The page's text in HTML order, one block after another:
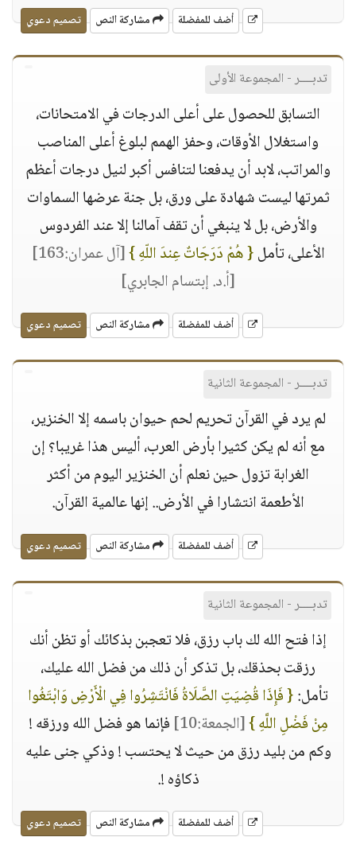
أضف للمفضلة مشاركة النص تصميم دعوي
تدبــــر - المجموعة الأولى
التسابق للحصول على أعلى الدرجات في الامتحانات،
واستغلال الأوقات، وحفز الهمم لبلوغ أعلى المناصب
والمراتب، لابد أن يدفعنا لتنافس أكبر لنيل درجات أعظم
ثمرتها ليست شهادة على ورق، بل جنة عرضها السماوات
والأرض، بل لا ينبغي أن تقف آمالنا إلا عند الفردوس
الأعلى، تأمل{ هُمْ دَرَجَاتٌ عِندَ اللّهِ }[آل عمران:163]
[أ.د. إبتسام الجابري]
أضف للمفضلة مشاركة النص تصميم دعوي
تدبــــر - المجموعة الثانية
لم يرد في القرآن تحريم لحم حيوان باسمه إلا الخنزير،
مع أنه لم يكن كثيرا بأرض العرب، أليس هذا غريبا؟ إن
الغرابة تزول حين نعلم أن الخنزير اليوم من أكثر
الأطعمة انتشارا في الأرض.. إنها عالمية القرآن.
أضف للمفضلة مشاركة النص تصميم دعوي
تدبــــر - المجموعة الثانية
إذا فتح الله لك باب رزق، فلا تعجبن بذكائك أو تظن أنك
رزقت بحذقك، بل تذكر أن ذلك من فضل الله عليك،
تأمل:{ فَإِذَا قُضِيَتِ الصَّلَاةُ فَانْتَشِرُوا فِي الْأَرْضِ وَابْتَغُوا
مِنْ فَضْلِ اللَّهِ }[الجمعة:10]
فإنما هو فضل الله ورزقه !
وكم من بليد رزق من حيث لا يحتسب ! وذكي جنى عليه
ذكاؤه !.
أضف للمفضلة مشاركة النص تصميم دعوي